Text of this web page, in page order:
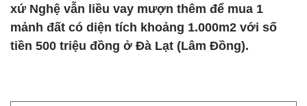
xứ Nghệ vẫn liều vay mượn thêm để mua 1
mảnh đất có diện tích khoảng 1.000m2 với số
tiền 500 triệu đồng ở Đà Lạt (Lâm Đồng).